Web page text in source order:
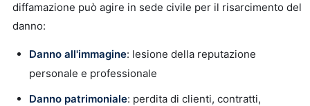
diffamazione può agire in sede civile per il risarcimento del
danno:
Danno all'immagine: lesione della reputazione
personale e professionale
Danno patrimoniale: perdita di clienti, contratti,